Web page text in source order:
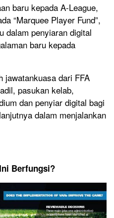
baru kepada A-League,
“Marquee Player Fund”,
dalam penyiaran digital
baru kepada
jawatankuasa dari FFA
pasukan kelab,
dan penyiar digital bagi
dalam menjalankan
Berfungsi?